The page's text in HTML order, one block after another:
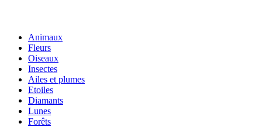
Animaux
Fleurs
Oiseaux
Insectes
Ailes et plumes
Etoiles
Diamants
Lunes
Forêts